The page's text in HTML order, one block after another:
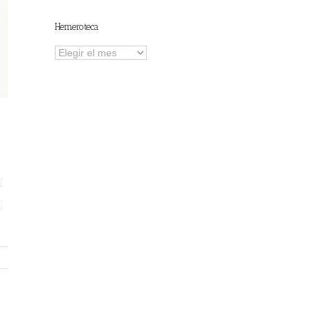
Hemeroteca
Hemeroteca